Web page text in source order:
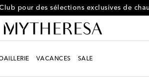
paire chaque jour : adhérez au Shoe Club
VACANCES SALE